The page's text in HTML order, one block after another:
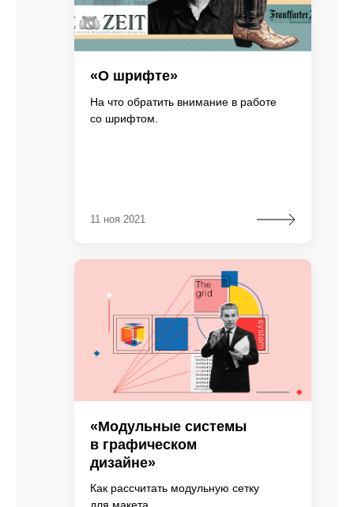
«О шрифте»
На что обратить внимание в работе
со шрифтом.
11 ноя 2021
«Модульные системы
в графическом
дизайне»
Как рассчитать модульную сетку
для макета.